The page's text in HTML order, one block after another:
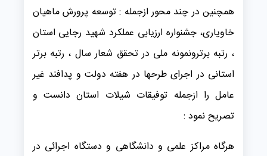
همچنین در چند محور ازجمله : توسعه پرورش ماهیان
خاویاری، جشنواره ارزیابی عملکرد شهید رجایی استان
، رتبه برترونمونه ملی در تحقق شعار سال ، رتبه برتر
استانی در اجرای طرحها در هفته دولت و پدافند غیر
عامل را ازجمله توفیقات شیلات استان دانست و
تصریح نمود :
هرگاه مراکز علمی و دانشگاهی و دستگاه اجرائی در